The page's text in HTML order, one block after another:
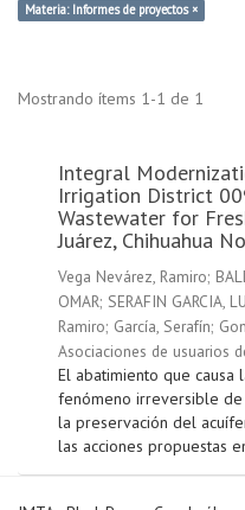
Materia: Informes de proyectos ×
Mostrando ítems 1-1 de 1
Integral
Irrigation District
Wastewater for
Juárez, Chihuahua
Vega Nevárez, Ramiro;
OMAR; SERAFIN GARCIA,
Ramiro; García, Serafín;
Asociaciones de usuarios
El abatimiento que causa
fenómeno irreversible
la preservación del
las acciones propuestas